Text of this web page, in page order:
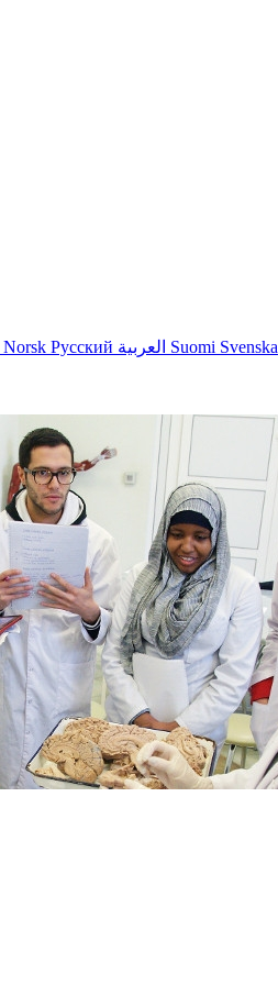
Norsk Русский Suomi Svenska